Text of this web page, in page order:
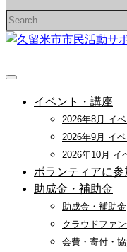
Search
for:
イベント・講座
2026年8月 イ
2026年9月 イ
2026年10月 イ
ボランティアに参
助成金・補助金
助成金・補助金
クラウドファ
会費・寄付・